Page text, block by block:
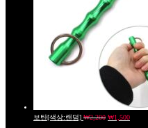
보탄[색상:랜덤] ₩2,200 ₩1,500